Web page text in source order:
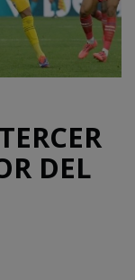
DEL